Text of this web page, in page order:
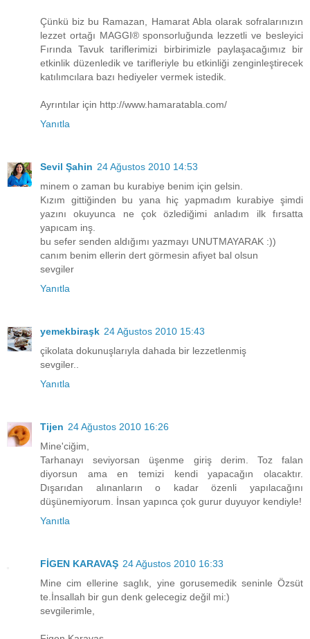
Çünkü biz bu Ramazan, Hamarat Abla olarak sofralarınızın
lezzet ortağı MAGGI® sponsorluğunda lezzetli ve besleyici
Fırında Tavuk tariflerimizi birbirimizle paylaşacağımız bir
etkinlik düzenledik ve tarifleriyle bu etkinliği zenginleştirecek
katılımcılara bazı hediyeler vermek istedik.
Ayrıntılar için http://www.hamaratabla.com/
Yanıtla
Sevil Şahin 24 Ağustos 2010 14:53
minem o zaman bu kurabiye benim için gelsin.
Kızım gittiğinden bu yana hiç yapmadım kurabiye şimdi
yazını okuyunca ne çok özlediğimi anladım ilk fırsatta
yapıcam inş.
bu sefer senden aldığımı yazmayı UNUTMAYARAK :))
canım benim ellerin dert görmesin afiyet bal olsun
sevgiler
Yanıtla
yemekbiraşk 24 Ağustos 2010 15:43
çikolata dokunuşlarıyla dahada bir lezzetlenmiş
sevgiler..
Yanıtla
Tijen 24 Ağustos 2010 16:26
Mine'ciğim,
Tarhanayı seviyorsan üşenme giriş derim. Toz falan
diyorsun ama en temizi kendi yapacağın olacaktır.
Dışarıdan alınanların o kadar özenli yapılacağını
düşünemiyorum. İnsan yapınca çok gurur duyuyor kendiyle!
Yanıtla
FİGEN KARAVAŞ 24 Ağustos 2010 16:33
Mine cim ellerine saglık, yine gorusemedik seninle Özsüt
te.İnsallah bir gun denk gelecegiz değil mi:)
sevgilerimle,